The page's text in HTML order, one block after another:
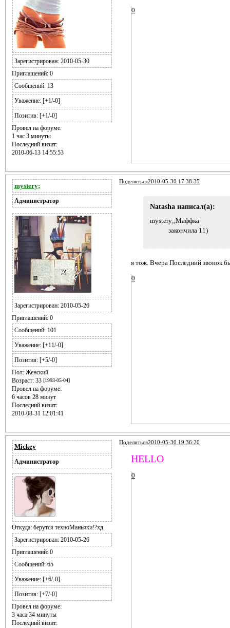
Зарегистрирован: 2010-05-30
Приглашений:0
Сообщений:13
Уважение: [+1/-0]
Позитив: [+1/-0]
Провел на форуме:
1 час 3 минуты
Последний визит:
2010-06-13 14:55:53
0
Поделиться2010-05-30 17:38:35
mystery;
Администратор
Зарегистрирован: 2010-05-26
Приглашений:0
Сообщений:101
Уважение: [+11/-0]
Позитив: [+5/-0]
Пол:Женский
Возраст:33 [1993-05-04]
Провел на форуме:
6 часов 28 минут
Последний визит:
2010-08-31 12:01:41
Natasha написал(а):
mystery;,Маффка
закончила 11)
я тож. Вчера Последний звонок
0
Поделиться2010-05-30 19:36:20
Mickey
Администратор
Откуда:берутся техноМаньяки!?хд
Зарегистрирован: 2010-05-26
Приглашений:0
Сообщений:65
Уважение: [+6/-0]
Позитив:
[+7/-0]
Провел на форуме:
3 часа 34 минуты
Последний визит:
HELLO
0